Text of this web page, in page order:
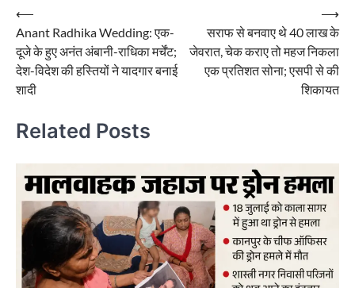
Post
navigation
⟵
Anant Radhika Wedding: एक-
दूजे के हुए अनंत अंबानी-राधिका मर्चेंट;
देश-विदेश की हस्तियों ने यादगार बनाई
शादी
सराफ से बनवाए थे 40 लाख के
जेवरात, चेक कराए तो महज निकला
एक प्रतिशत सोना; एसपी से की
शिकायत
⟶
Related Posts